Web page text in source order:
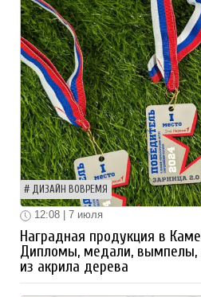
ДИЗАЙН ВОВРЕМЯ
12:08 | 7 июля
Наградная продукция в
Дипломы, медали, вымпелы,
из акрила дерева